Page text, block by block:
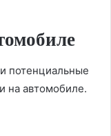
потенциальные
на автомобиле.